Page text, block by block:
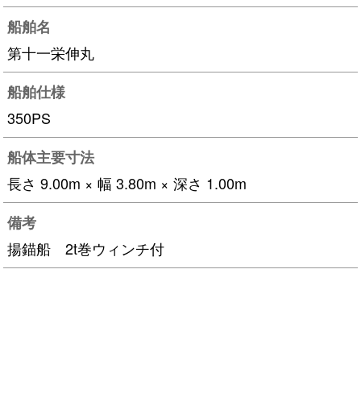
船舶名
第十一栄伸丸
船舶仕様
350PS
船体主要寸法
長さ 9.00m × 幅 3.80m × 深さ 1.00m
備考
揚錨船 2t巻ウィンチ付